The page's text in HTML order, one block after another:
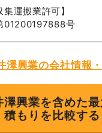
集運搬業許可】
01200197888号
澤興業の会社情報
澤興業を含めた
積もりを比較する